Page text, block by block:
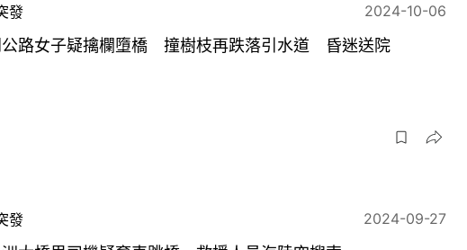
發 2024-10-06
路女子疑擒欄墮橋 撞樹枝再跌落引水道 昏迷送院
發 2024-09-27